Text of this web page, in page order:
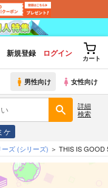
新規登録 ログイン
カート
男性向け 女性向け
詳細
検索
ケ
ーズ (シリーズ) THIS IS GOOD